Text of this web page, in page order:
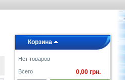
Корзина
Нет товаров
Всего 0,00 грн.